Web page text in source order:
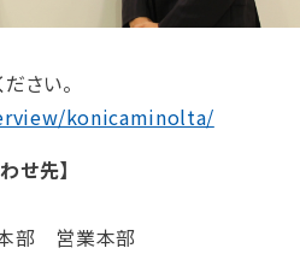
さい。
konicaminolta/
せ先】
本部 営業本部